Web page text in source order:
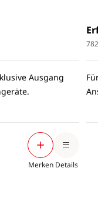
Ausgang
Merken Details